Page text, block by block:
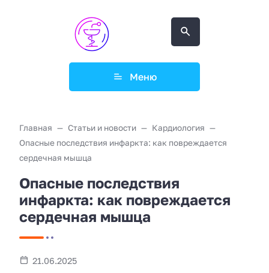
Меню
Главная Статьи и новости
Кардиология
Опасные последствия инфаркта: как повреждается
сердечная мышца
Опасные последствия
инфаркта: как повреждается
сердечная мышца
21.06.2025